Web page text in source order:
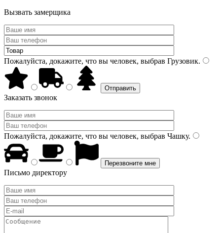
Вызвать замерщика
Пожалуйста, докажите, что вы человек, выбрав Грузовик.
Заказать звонок
Пожалуйста, докажите, что вы человек, выбрав Чашку.
Письмо директору